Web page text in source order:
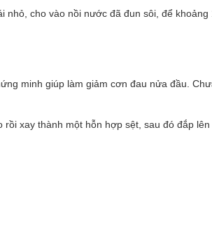
nhỏ, cho vào nồi nước đã đun sôi, để
minh giúp làm giảm cơn đau nửa đầu.
rồi xay thành một hỗn hợp sệt, sau đó đắp